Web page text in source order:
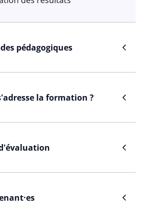
pédagogiques
d’apprentissage (exercices
(remis aux
la formation ?
devant suivre ou